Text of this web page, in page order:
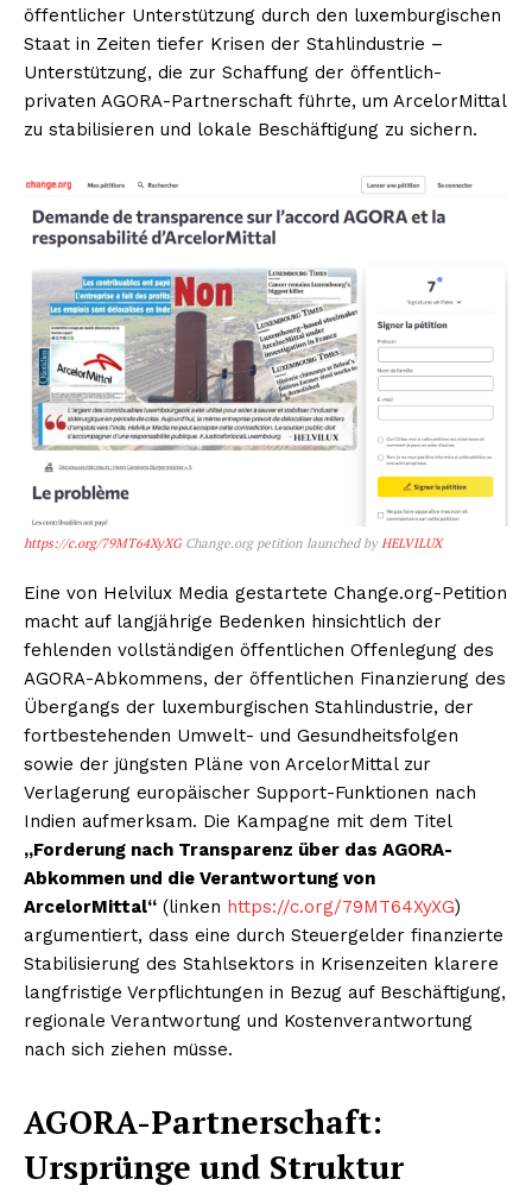
öffentlicher Unterstützung durch den luxemburgischen
Staat in Zeiten tiefer Krisen der Stahlindustrie –
Unterstützung, die zur Schaffung der öffentlich-
privaten AGORA-Partnerschaft führte, um ArcelorMittal
zu stabilisieren und lokale Beschäftigung zu sichern.
https://c.org/79MT64XyXG Change.org petition launched byHELVILUX
Eine von Helvilux Media gestartete Change.org-Petition
macht auf langjährige Bedenken hinsichtlich der
fehlenden vollständigen öffentlichen Offenlegung des
AGORA-Abkommens, der öffentlichen Finanzierung des
Übergangs der luxemburgischen Stahlindustrie, der
fortbestehenden Umwelt- und Gesundheitsfolgen
sowie der jüngsten Pläne von ArcelorMittal zur
Verlagerung europäischer Support-Funktionen nach
Indien aufmerksam. Die Kampagne mit dem Titel
„Forderung nach Transparenz über das AGORA-
Abkommen und die Verantwortung von
ArcelorMittal“ (linken https://c.org/79MT64XyXG)
argumentiert, dass eine durch Steuergelder finanzierte
Stabilisierung des Stahlsektors in Krisenzeiten klarere
langfristige Verpflichtungen in Bezug auf Beschäftigung,
regionale Verantwortung und Kostenverantwortung
nach sich ziehen müsse.
AGORA-Partnerschaft:
Ursprünge und Struktur